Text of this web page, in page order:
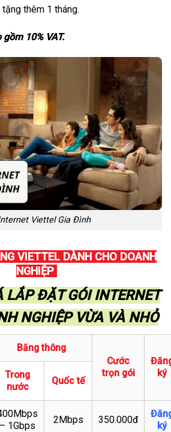
thêm 1 tháng.
10% VAT.
Viettel Gia Đình
VIETTEL DÀNH CHO DOANH
NGHIỆP
LẮP ĐẶT GÓI INTERNET
NGHIỆP VỪA VÀ NHỎ
Băng thông
Cước
trọn gói
ký
Trong
nước
Quốc tế
– 1Gbps
2Mbps 350.000đ
ký